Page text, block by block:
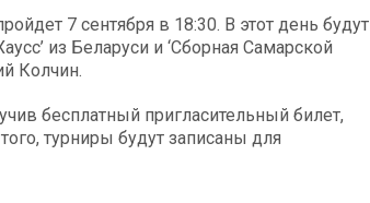
7 сентября в 18:30. В этот день будут
из Беларуси и ‘Сборная Самарской
Колчин.
бесплатный пригласительный билет,
турниры будут записаны для